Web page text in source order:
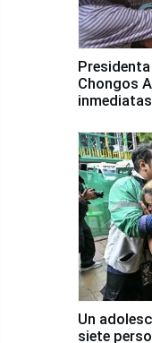
Chongos
Un
siete